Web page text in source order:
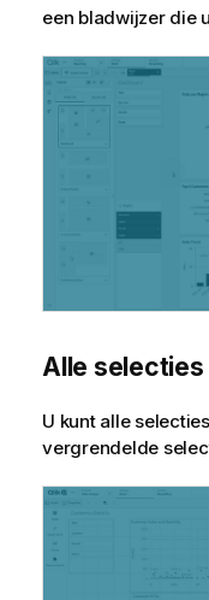
een bladwijzer die
Alle
U kunt alle
vergrendelde